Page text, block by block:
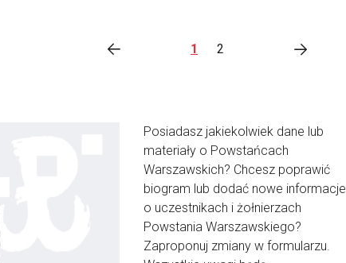
1 2
Posiadasz jakiekolwiek dane lub
materiały o Powstańcach
Warszawskich? Chcesz poprawić
biogram lub dodać nowe informacje
o uczestnikach i żołnierzach
Powstania Warszawskiego?
Zaproponuj zmiany w formularzu.